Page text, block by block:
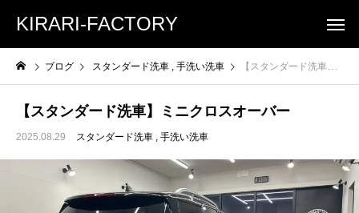
KIRARI-FACTORY
ブログ スタンダード洗車 手洗い洗車 【スタンダード洗車】ミニクロスオーバー
【スタンダード洗車】ミニクロスオーバー
2025.08.29 スタンダード洗車 手洗い洗車